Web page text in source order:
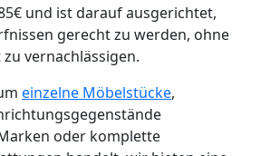
und ist darauf ausgerichtet,
gerecht zu werden, ohne
vernachlässigen.
einzelne Möbelstücke,
oder komplette